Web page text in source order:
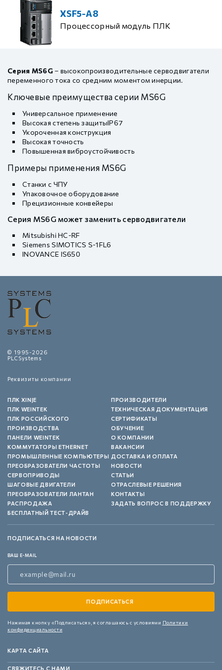
XSF5-A8
Процессорный модуль ПЛК
Серия MS6G – высокопроизводительные серводвигатели
переменного тока со средним моментом инерции.
Ключевые преимущества серии MS6G
Универсальное применение
Высокая степень защитыIP67
Укороченная конструкция
Высокая точность
Повышенная виброустойчивость
Примеры применения MS6G
Станки с ЧПУ
Упаковочное оборудование
Прецизионные конвейеры
Серия MS6G может заменить серводвигатели
Mitsubishi HC-RF
Siemens SIMOTICS S-1FL6
INOVANCE IS650
© 1995-2026
PLCSystems
Реквизиты компании
ПЛК XINJE
ПЛК WEINTEK
ПЛК РОССИЙСКОГО
ПРОИЗВОДСТВА
ПАНЕЛИ WEINTEK
КОММУТАТОРЫ ETHERNET
ПРОМЫШЛЕННЫЕ КОМПЬЮТЕРЫ
ПРЕОБРАЗОВАТЕЛИ ЧАСТОТЫ
СЕРВОПРИВОДЫ
ШАГОВЫЕ ДВИГАТЕЛИ
ПРЕОБРАЗОВАТЕЛИ ЛАНТАН
РАСПРОДАЖА
БЕСПЛАТНЫЙ ТЕСТ-ДРАЙВ
ПРОИЗВОДИТЕЛИ
ТЕХНИЧЕСКАЯ ДОКУМЕНТАЦИЯ
СЕРТИФИКАТЫ
ОБУЧЕНИЕ
О КОМПАНИИ
ВАКАНСИИ
ДОСТАВКА И ОПЛАТА
НОВОСТИ
СТАТЬИ
ОТРАСЛЕВЫЕ РЕШЕНИЯ
КОНТАКТЫ
ЗАДАТЬ ВОПРОС В ПОДДЕРЖКУ
ПОДПИСАТЬСЯ НА НОВОСТИ
ВАШ E-MAIL
Нажимая кнопку «Подписаться», я соглашаюсь с условиями Политики
конфиденциальности
КАРТА САЙТА
СВЯЖИТЕСЬ С НАМИ